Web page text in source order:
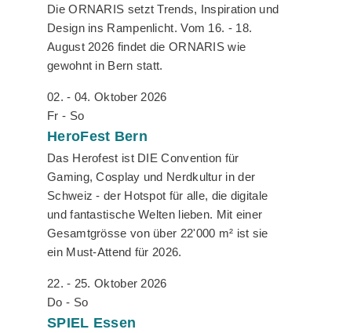
Die ORNARIS setzt Trends, Inspiration und
Design ins Rampenlicht. Vom 16. - 18.
August 2026 findet die ORNARIS wie
gewohnt in Bern statt.
02. - 04. Oktober 2026
Fr - So
HeroFest Bern
Das Herofest ist DIE Convention für
Gaming, Cosplay und Nerdkultur in der
Schweiz - der Hotspot für alle, die digitale
und fantastische Welten lieben. Mit einer
Gesamtgrösse von über 22'000 m² ist sie
ein Must-Attend für 2026.
22. - 25. Oktober 2026
Do - So
SPIEL Essen